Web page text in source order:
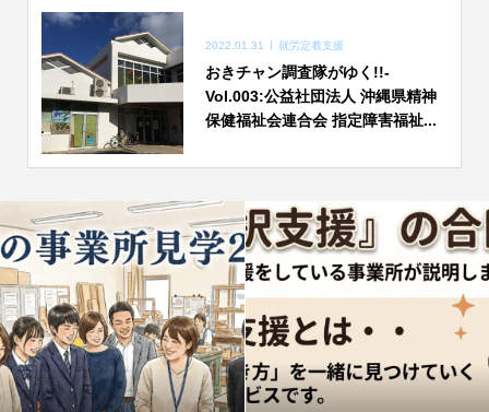
2022.01.31 就労定着支援
おきチャン調査隊がゆく!!-
Vol.003:公益社団法人 沖縄県精神
保健福祉会連合会 指定障害福祉...